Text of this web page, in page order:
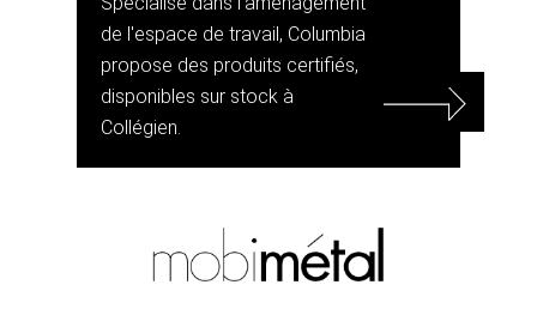
de l'espace de travail, Columbia
propose des produits certifiés,
disponibles sur stock à
Collégien.